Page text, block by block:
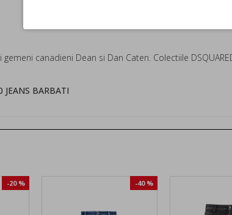
canadieni Dean si Dan Caten. Colectiile
JEANS BARBATI
-20 % -40 %